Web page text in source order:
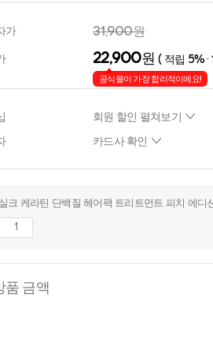
가 31,900원
22,900원 ( 적립 5% ·
공식몰이 가장 합리적이에요!
회원 할인 펼쳐보기
카드사 확인
실크 케라틴 단백질 헤어팩 트리트먼트 피치 에
품 금액